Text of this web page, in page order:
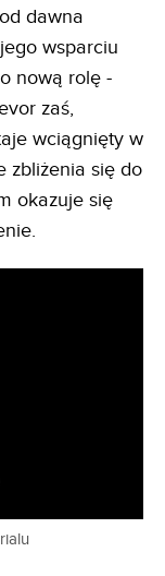
dawna
wsparciu
nową rolę -
zaś,
wciągnięty w
zbliżenia się do
okazuje się